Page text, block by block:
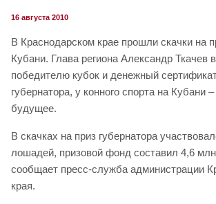
16 августа 2010
В Краснодарском крае прошли скачки на
Кубани. Глава региона Александр Ткачев
победителю кубок и денежный
губернатора, у конного спорта на Кубани
будущее.
В скачках на приз губернатора
лошадей, призовой фонд составил 4,6
сообщает пресс-служба администрации
края.